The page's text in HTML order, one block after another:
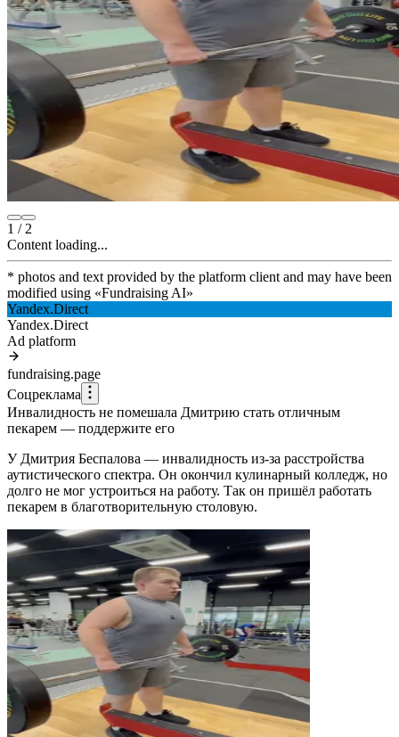
1 / 2
Content loading...
* photos and text provided by the platform client and may have been
modified using «Fundraising AI»
Yandex.Direct
Yandex.Direct
Ad platform
fundraising.page
Соцреклама
Инвалидность не помешала Дмитрию стать отличным
пекарем — поддержите его
У Дмитрия Беспалова — инвалидность из-за расстройства
аутистического спектра. Он окончил кулинарный колледж, но
долго не мог устроиться на работу. Так он пришёл работать
пекарем в благотворительную столовую.